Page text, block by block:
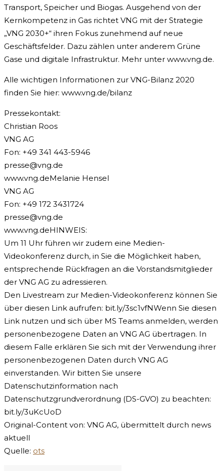
Transport, Speicher und Biogas. Ausgehend von der
Kernkompetenz in Gas richtet VNG mit der Strategie
„VNG 2030+“ ihren Fokus zunehmend auf neue
Geschäftsfelder. Dazu zählen unter anderem Grüne
Gase und digitale Infrastruktur. Mehr unter www.vng.de.
Alle wichtigen Informationen zur VNG-Bilanz 2020
finden Sie hier: www.vng.de/bilanz
Pressekontakt:
Christian Roos
VNG AG
Fon: +49 341 443-5946
presse@vng.de
www.vng.deMelanie Hensel
VNG AG
Fon: +49 172 3431724
presse@vng.de
www.vng.deHINWEIS:
Um 11 Uhr führen wir zudem eine Medien-
Videokonferenz durch, in Sie die Möglichkeit haben,
entsprechende Rückfragen an die Vorstandsmitglieder
der VNG AG zu adressieren.
Den Livestream zur Medien-Videokonferenz können Sie
über diesen Link aufrufen: bit.ly/3sc1vfNWenn Sie diesen
Link nutzen und sich über MS Teams anmelden, werden
personenbezogene Daten an VNG AG übertragen. In
diesem Falle erklären Sie sich mit der Verwendung ihrer
personenbezogenen Daten durch VNG AG
einverstanden. Wir bitten Sie unsere
Datenschutzinformation nach
Datenschutzgrundverordnung (DS-GVO) zu beachten:
bit.ly/3uKcUoD
Original-Content von: VNG AG, übermittelt durch news
aktuell
Quelle: ots